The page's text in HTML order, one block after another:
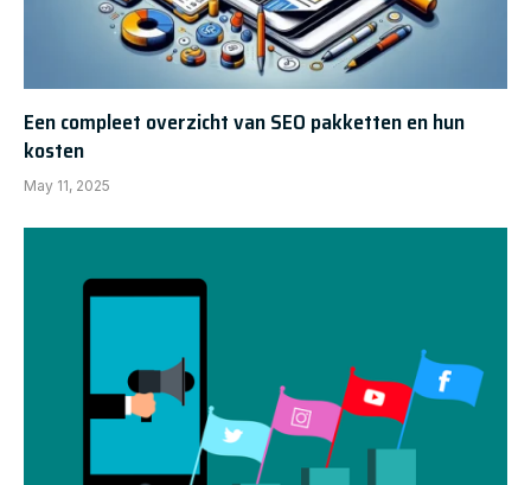
Een compleet overzicht van SEO pakketten en hun
kosten
May 11, 2025